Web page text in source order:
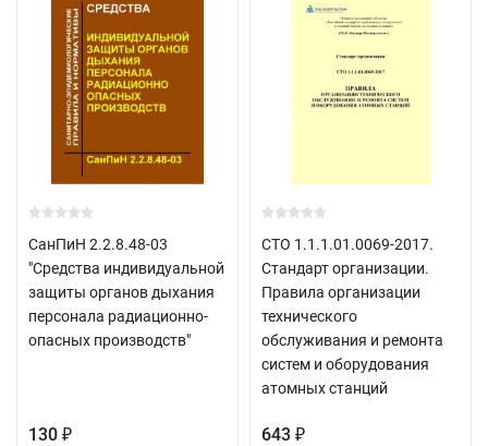
СанПиН 2.2.8.48-03
"Средства индивидуальной
защиты органов дыхания
персонала радиационно-
опасных производств"
130 ₽
СТО 1.1.1.01.0069-2017.
Стандарт организации.
Правила организации
технического
обслуживания и ремонта
систем и оборудования
атомных станций
643 ₽